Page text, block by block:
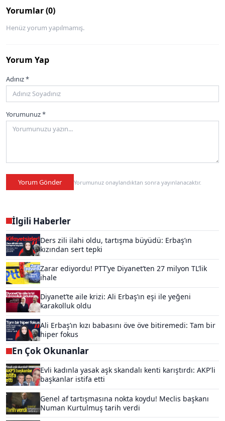
Yorumlar (0)
Henüz yorum yapılmamış.
Yorum Yap
Adınız *
Yorumunuz *
Yorum Gönder Yorumunuz onaylandıktan sonra yayınlanacaktır.
İlgili Haberler
Ders zili ilahi oldu, tartışma büyüdü: Erbaş’ın
kızından sert tepki
Zarar ediyordu! PTT’ye Diyanet’ten 27 milyon TL’lik
ihale
Diyanet’te aile krizi: Ali Erbaş’ın eşi ile yeğeni
karakolluk oldu
Ali Erbaş’ın kızı babasını öve öve bitiremedi: Tam bir
hiper fokus
En Çok Okunanlar
Evli kadınla yasak aşk skandalı kenti karıştırdı: AKP'li
başkanlar istifa etti
Genel af tartışmasına nokta koydu! Meclis başkanı
Numan Kurtulmuş tarih verdi